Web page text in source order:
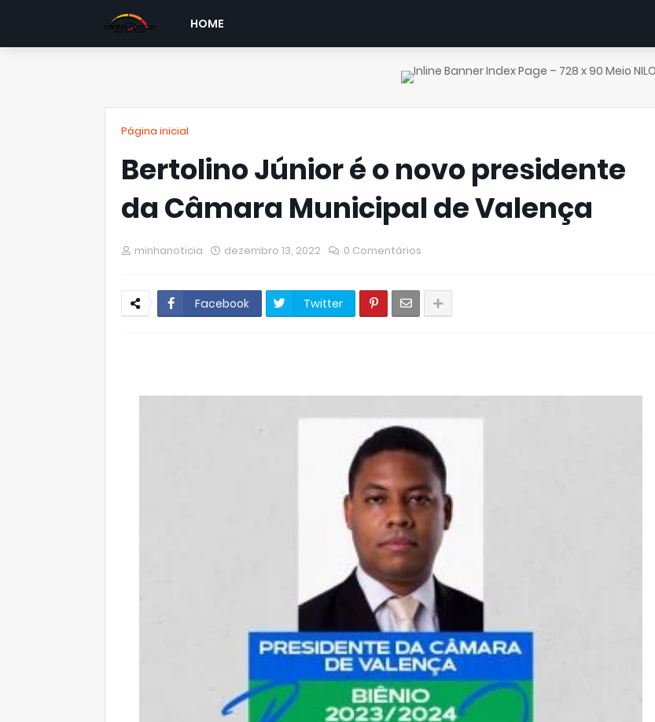
HOME
Página inicial
Bertolino Júnior é o novo presidente
da Câmara Municipal de Valença
minhanoticia dezembro 13, 2022 0 Comentários
Facebook Twitter